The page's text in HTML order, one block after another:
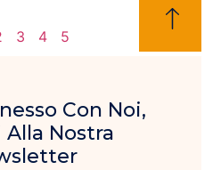
3 4 5
Con Noi,
Nostra